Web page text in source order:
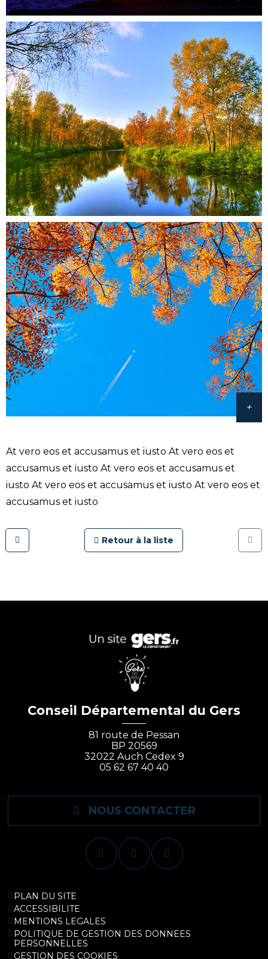
At vero eos et accusamus et iusto At vero eos et
accusamus et iusto At vero eos et accusamus et
iusto At vero eos et accusamus et iusto At vero eos et
accusamus et iusto
Retour à la liste
Conseil Départemental du Gers
81 route de Pessan
BP 20569
32022 Auch Cedex 9
05 62 67 40 40
NOUS CONTACTER
PLAN DU SITE
ACCESSIBILITE
MENTIONS LEGALES
POLITIQUE DE GESTION DES DONNEES
PERSONNELLES
GESTION DES COOKIES